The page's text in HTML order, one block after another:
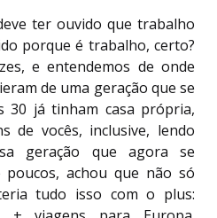
ter ouvido que trabalho
porque é trabalho, certo?
e entendemos de onde
de uma geração que se
30 já tinham casa própria,
de vocês, inclusive, lendo
geração que agora se
achou que não só
tudo isso com o plus: